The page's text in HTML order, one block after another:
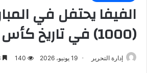
الفيفا يحتفل في
(1000) في تاريخ كأس العالم
إدارة التحرير 19 يونيو، 2026 140